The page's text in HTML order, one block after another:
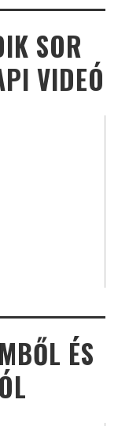
SOR
VIDEÓ
ÉS